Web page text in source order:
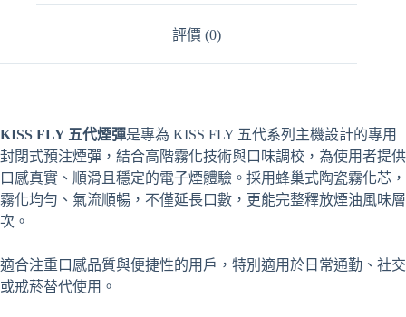
顆
數
量
評價 (0)
KISS FLY 五代煙彈是專為 KISS FLY 五代系列主機設計的專用
封閉式預注煙彈，結合高階霧化技術與口味調校，為使用者提供
口感真實、順滑且穩定的電子煙體驗。採用蜂巢式陶瓷霧化芯，
霧化均勻、氣流順暢，不僅延長口數，更能完整釋放煙油風味層
次。
適合注重口感品質與便捷性的用戶，特別適用於日常通勤、社交
或戒菸替代使用。